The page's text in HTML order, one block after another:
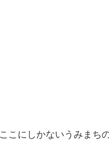
こにしかないうみまち